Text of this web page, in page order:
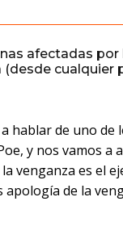
afectadas por
cualquier
hablar de uno de
y nos vamos a
venganza es el
de la